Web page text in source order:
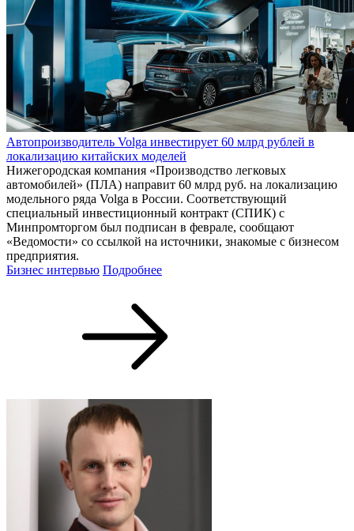
Автопроизводитель Volga инвестирует 60 млрд рублей в
локализацию китайских моделей
Нижегородская компания «Производство легковых
автомобилей» (ПЛА) направит 60 млрд руб. на локализацию
модельного ряда Volga в России. Соответствующий
специальный инвестиционный контракт (СПИК) с
Минпромторгом был подписан в феврале, сообщают
«Ведомости» со ссылкой на источники, знакомые с бизнесом
предприятия.
Бизнес интервью Подробнее